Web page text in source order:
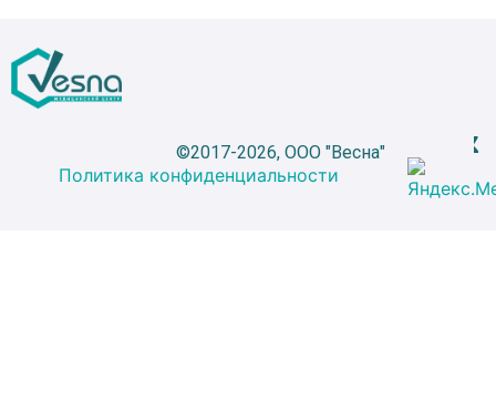
©2017-2026, ООО "Весна"
Политика конфиденциальности